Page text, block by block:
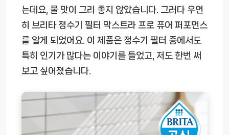
는데요, 물 맛이 그리 좋지 않았습니다. 그러다 우연
히
브리타 정수기 필터 막스트라 프로 퓨어 퍼포먼스
를 알게 되었어요. 이 제품은 정수기 필터 중에서도
특히 인기가 많다는 이야기를 들었고, 저도 한번 써
보고 싶어졌습니다.